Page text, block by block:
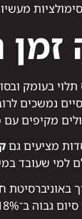
בעומק
לרוב בין 4 ל־6
מקיפים עם
מציעים גם
למי שעובד
באוניברסיטת
בלבד – בעיקר בזכות הגמישות והגישה האישית.